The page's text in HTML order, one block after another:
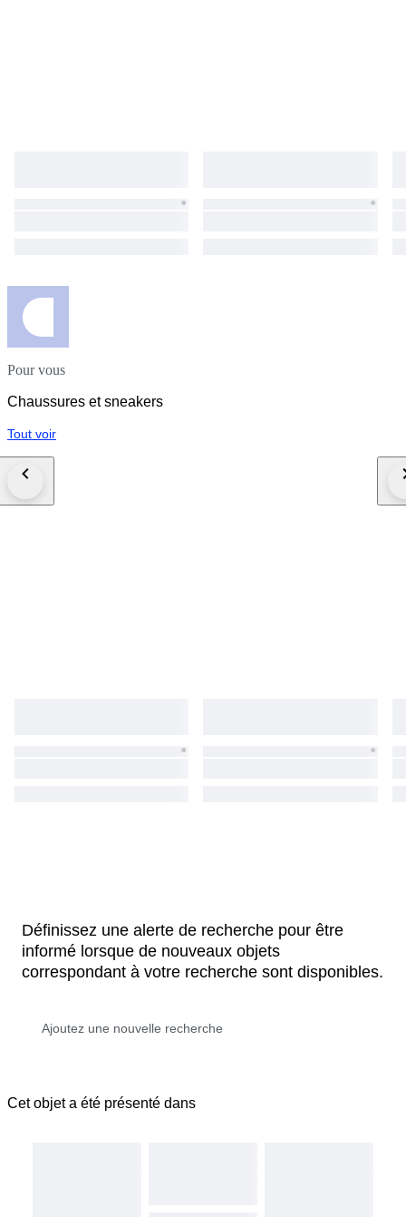
Pour vous
Chaussures et sneakers
Tout voir
Définissez une alerte de recherche pour être
informé lorsque de nouveaux objets
correspondant à votre recherche sont disponibles.
Cet objet a été présenté dans